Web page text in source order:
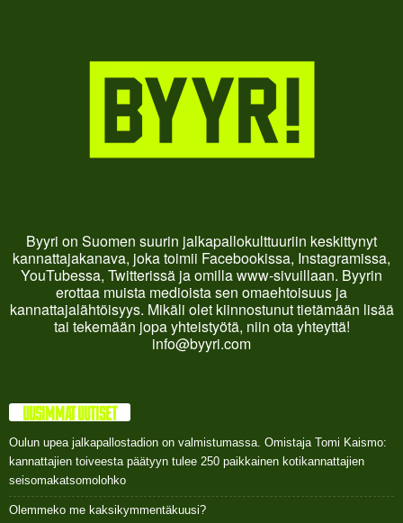
Byyri on Suomen suurin jalkapallokulttuuriin keskittynyt
kannattajakanava, joka toimii Facebookissa, Instagramissa,
YouTubessa, Twitterissä ja omilla www-sivuillaan. Byyrin
erottaa muista medioista sen omaehtoisuus ja
kannattajalähtöisyys. Mikäli olet kiinnostunut tietämään lisää
tai tekemään jopa yhteistyötä, niin ota yhteyttä!
info@byyri.com
UUSIMMAT UUTISET
Oulun upea jalkapallostadion on valmistumassa. Omistaja Tomi Kaismo:
kannattajien toiveesta päätyyn tulee 250 paikkainen kotikannattajien
seisomakatsomolohko
Olemmeko me kaksikymmentäkuusi?